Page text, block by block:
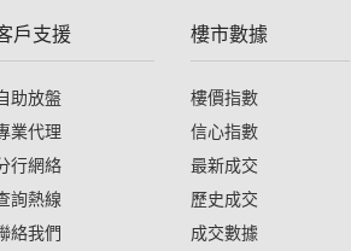
戶支援
助放盤
業代理
行網絡
詢熱線
絡我們
樓市數據
樓價指數
信心指數
最新成交
歷史成交
成交數據